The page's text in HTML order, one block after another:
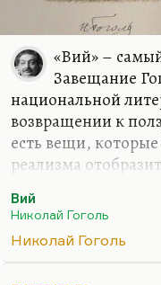
«Вий» –
Завещание
национальной
возвращении к
есть вещи,
реализма
условно говоря,
традиционного
Вий
Николай Гоголь
Николай Гоголь